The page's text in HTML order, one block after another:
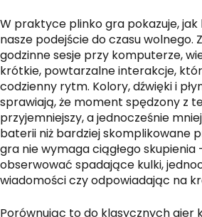
W praktyce plinko gra pokazuje, jak
nasze podejście do czasu wolnego.
godzinne sesje przy komputerze,
krótkie, powtarzalne interakcje,
codzienny rytm. Kolory, dźwięki i
sprawiają, że moment spędzony z
przyjemniejszy, a jednocześnie
baterii niż bardziej skomplikowane
gra nie wymaga ciągłego skupienia
obserwować spadające kulki,
wiadomości czy odpowiadając na
Porównując to do klasycznych gier